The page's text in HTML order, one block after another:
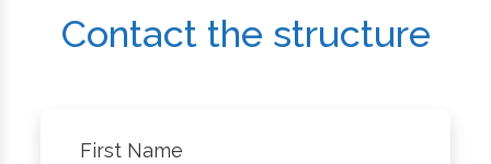
Contact the structure
First Name